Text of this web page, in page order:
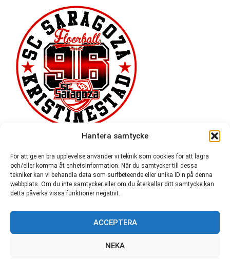
Hantera samtycke
För att ge en bra upplevelse använder vi teknik som cookies för att lagra
och/eller komma åt enhetsinformation. När du samtycker till dessa
tekniker kan vi behandla data som surfbeteende eller unika ID:n på denna
webbplats. Om du inte samtycker eller om du återkallar ditt samtycke kan
detta påverka vissa funktioner negativt.
ACCEPTERA
NEKA